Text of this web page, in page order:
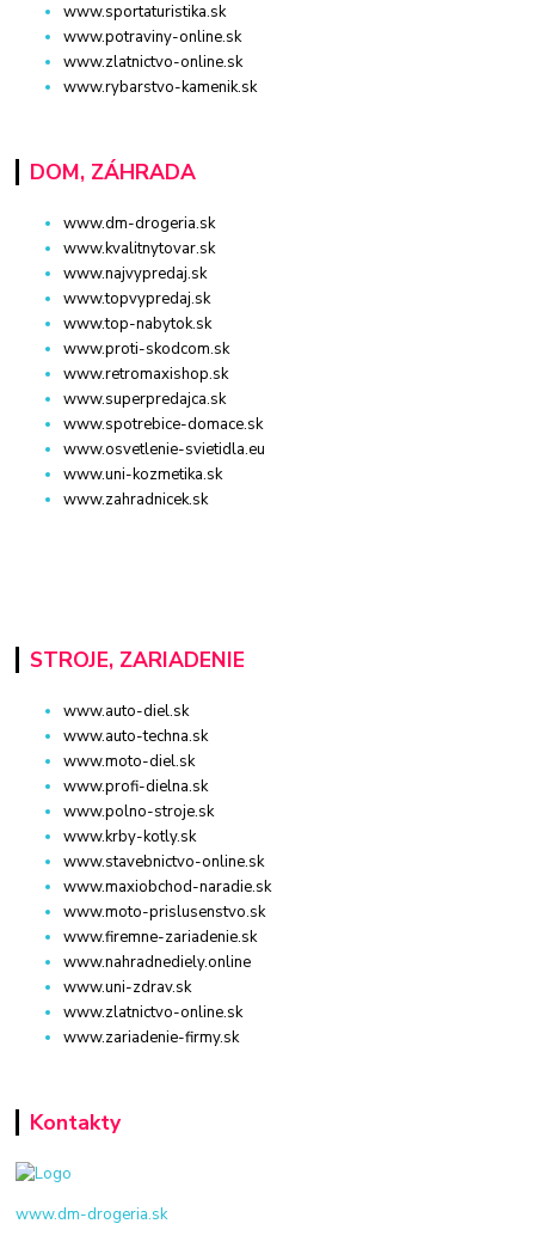
www.sportaturistika.sk
www.potraviny-online.sk
www.zlatnictvo-online.sk
www.rybarstvo-kamenik.sk
DOM, ZÁHRADA
www.dm-drogeria.sk
www.kvalitnytovar.sk
www.najvypredaj.sk
www.topvypredaj.sk
www.top-nabytok.sk
www.proti-skodcom.sk
www.retromaxishop.sk
www.superpredajca.sk
www.spotrebice-domace.sk
www.osvetlenie-svietidla.eu
www.uni-kozmetika.sk
www.zahradnicek.sk
STROJE, ZARIADENIE
www.auto-diel.sk
www.auto-techna.sk
www.moto-diel.sk
www.profi-dielna.sk
www.polno-stroje.sk
www.krby-kotly.sk
www.stavebnictvo-online.sk
www.maxiobchod-naradie.sk
www.moto-prislusenstvo.sk
www.firemne-zariadenie.sk
www.nahradnediely.online
www.uni-zdrav.sk
www.zlatnictvo-online.sk
www.zariadenie-firmy.sk
Kontakty
www.dm-drogeria.sk